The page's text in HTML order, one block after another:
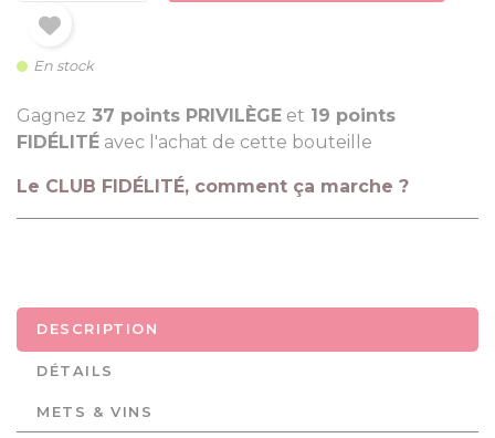
En stock
Gagnez 37 points PRIVILÈGE et 19 points
FIDÉLITÉ avec l'achat de cette bouteille
Le CLUB FIDÉLITÉ, comment ça marche ?
DESCRIPTION
DÉTAILS
METS & VINS